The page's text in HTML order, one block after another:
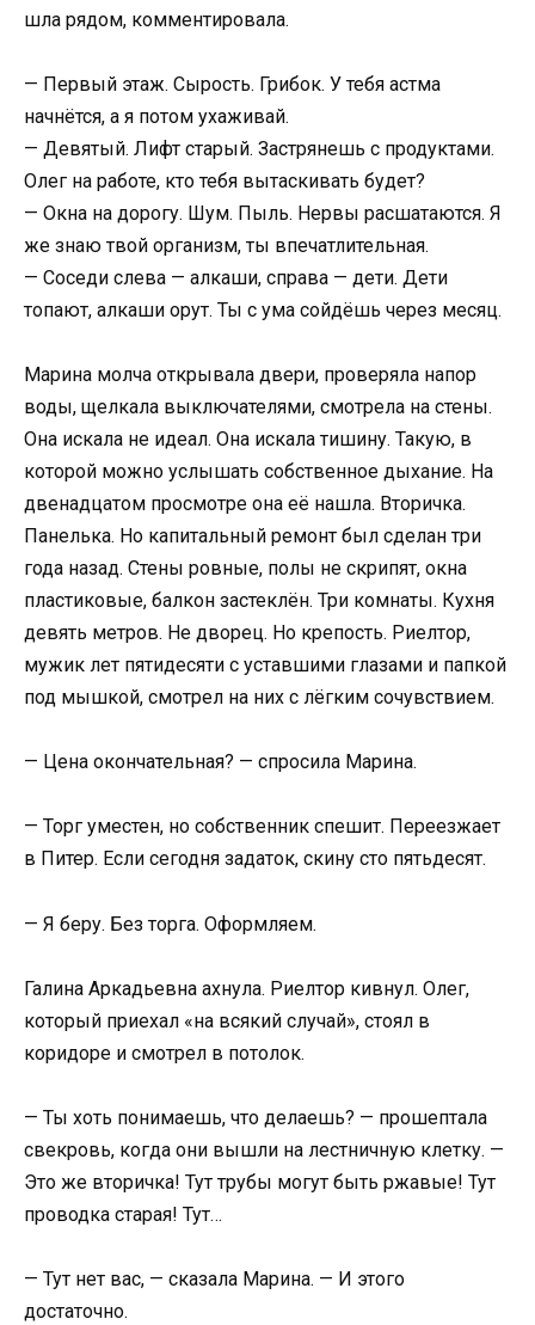
шла рядом, комментировала.
— Первый этаж. Сырость. Грибок. У тебя астма
начнётся, а я потом ухаживай.
— Девятый. Лифт старый. Застрянешь с продуктами.
Олег на работе, кто тебя вытаскивать будет?
— Окна на дорогу. Шум. Пыль. Нервы расшатаются. Я
же знаю твой организм, ты впечатлительная.
— Соседи слева — алкаши, справа — дети. Дети
топают, алкаши орут. Ты с ума сойдёшь через месяц.
Марина молча открывала двери, проверяла напор
воды, щелкала выключателями, смотрела на стены.
Она искала не идеал. Она искала тишину. Такую, в
которой можно услышать собственное дыхание. На
двенадцатом просмотре она её нашла. Вторичка.
Панелька. Но капитальный ремонт был сделан три
года назад. Стены ровные, полы не скрипят, окна
пластиковые, балкон застеклён. Три комнаты. Кухня
девять метров. Не дворец. Но крепость. Риелтор,
мужик лет пятидесяти с уставшими глазами и папкой
под мышкой, смотрел на них с лёгким сочувствием.
— Цена окончательная? — спросила Марина.
— Торг уместен, но собственник спешит. Переезжает
в Питер. Если сегодня задаток, скину сто пятьдесят.
— Я беру. Без торга. Оформляем.
Галина Аркадьевна ахнула. Риелтор кивнул. Олег,
который приехал «на всякий случай», стоял в
коридоре и смотрел в потолок.
— Ты хоть понимаешь, что делаешь? — прошептала
свекровь, когда они вышли на лестничную клетку. —
Это же вторичка! Тут трубы могут быть ржавые! Тут
проводка старая! Тут…
— Тут нет вас, — сказала Марина. — И этого
достаточно.